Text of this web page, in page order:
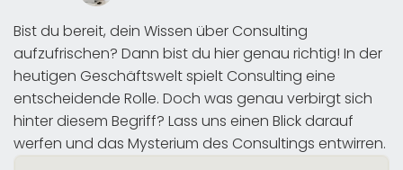
Bist du bereit, dein Wissen über Consulting
aufzufrischen? Dann bist du hier genau richtig! In der
heutigen Geschäftswelt spielt Consulting eine
entscheidende Rolle. Doch was genau verbirgt sich
hinter diesem Begriff? Lass uns einen Blick darauf
werfen und das Mysterium des Consultings entwirren.